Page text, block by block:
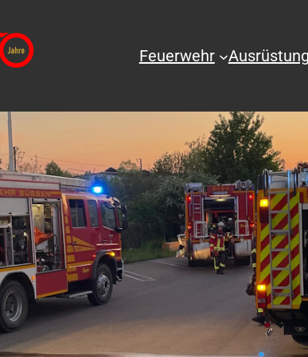
Feuerwehr Ausrüstung